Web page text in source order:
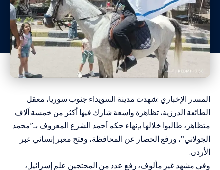
المسار الإخباري :شهدت مدينة السويداء جنوب سوريا، معقل
الطائفة الدرزية، تظاهرة واسعة شارك فيها أكثر من خمسة آلاف
متظاهر، طالبوا خلالها بإنهاء حكم أحمد الشرع المعروف بـ”محمد
الجولاني”، ورفع الحصار عن المحافظة، وفتح معبر إنساني عبر
الأردن.
وفي مشهد غير مألوف، رفع عدد من المحتجين علم إسرائيل،